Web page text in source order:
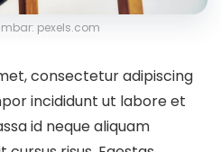
pexels.com
consectetur adipiscing
incididunt ut labore et
id neque aliquam